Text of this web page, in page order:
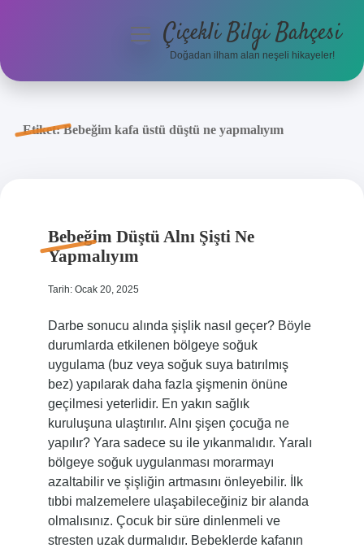
Anasayfa
menüyüÇiçekli Bilgi Bahçesi
Doğadan ilham alan neşeli hikayeler!
Etiket:Bebeğim kafa üstü düştü ne yapmalıyım
Bebeğim Düştü Alnı Şişti Ne
Yapmalıyım
Tarih: Ocak 20, 2025
Darbe sonucu alında şişlik nasıl geçer? Böyle
durumlarda etkilenen bölgeye soğuk
uygulama (buz veya soğuk suya batırılmış
bez) yapılarak daha fazla şişmenin önüne
geçilmesi yeterlidir. En yakın sağlık
kuruluşuna ulaştırılır. Alnı şişen çocuğa ne
yapılır? Yara sadece su ile yıkanmalıdır. Yaralı
bölgeye soğuk uygulanması morarmayı
azaltabilir ve şişliğin artmasını önleyebilir. İlk
tıbbi malzemelere ulaşabileceğiniz bir alanda
olmalısınız. Çocuk bir süre dinlenmeli ve
stresten uzak durmalıdır. Bebeklerde kafanın